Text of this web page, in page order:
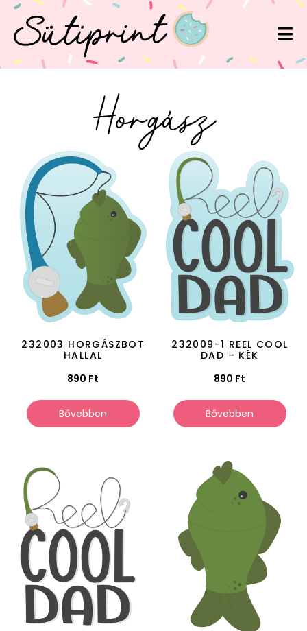
Horgász
232003 HORGÁSZBOT
HALLAL
890 Ft
Bővebben
232009-1 REEL COOL
DAD – KÉK
890 Ft
Bővebben